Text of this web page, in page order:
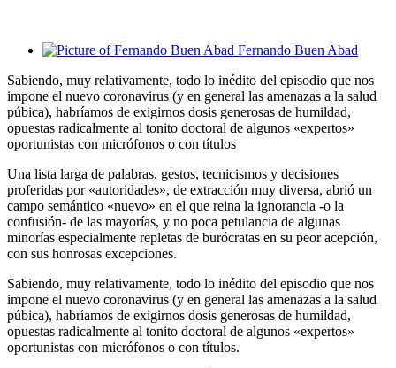
Fernando Buen Abad
Sabiendo, muy relativamente, todo lo inédito del episodio que nos
impone el nuevo coronavirus (y en general las amenazas a la salud
púbica), habríamos de exigirnos dosis generosas de humildad,
opuestas radicalmente al tonito doctoral de algunos «expertos»
oportunistas con micrófonos o con títulos
Una lista larga de palabras, gestos, tecnicismos y decisiones
proferidas por «autoridades», de extracción muy diversa, abrió un
campo semántico «nuevo» en el que reina la ignorancia -o la
confusión- de las mayorías, y no poca petulancia de algunas
minorías especialmente repletas de burócratas en su peor acepción,
con sus honrosas excepciones.
Sabiendo, muy relativamente, todo lo inédito del episodio que nos
impone el nuevo coronavirus (y en general las amenazas a la salud
púbica), habríamos de exigirnos dosis generosas de humildad,
opuestas radicalmente al tonito doctoral de algunos «expertos»
oportunistas con micrófonos o con títulos.